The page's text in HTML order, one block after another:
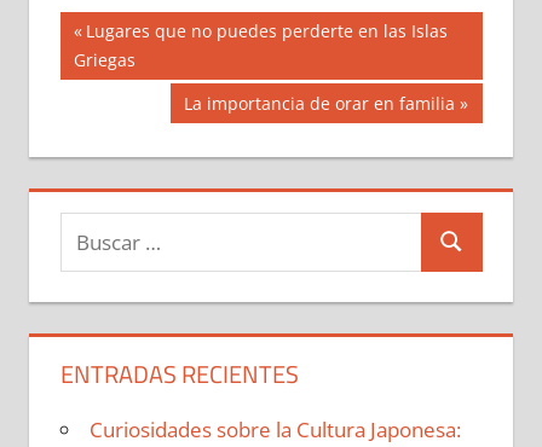
Navegación
de
entradas
Entrada
anterior:
Lugares que no puedes perderte en las Islas
Griegas
Siguiente
entrada:
La importancia de orar en familia
Buscar:
Buscar
ENTRADAS RECIENTES
Curiosidades sobre la Cultura Japonesa: